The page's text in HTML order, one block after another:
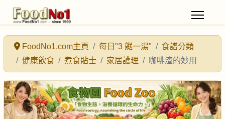
FoodNo1.com主頁 每日"3 餸一湯"
食譜分類
健康飲食
煮食貼士 家居護理 咖啡渣的妙用